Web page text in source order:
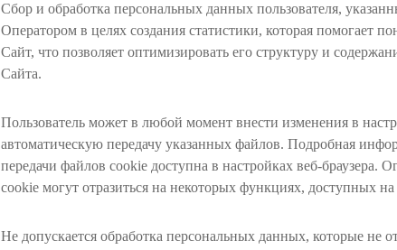
Сбор и обработка персональных данных пользователя,
Оператором в целях создания статистики, которая помогает
Сайт, что позволяет оптимизировать его структуру и
Сайта.
Пользователь может в любой момент внести изменения в
автоматическую передачу указанных файлов. Подробная
передачи файлов cookie доступна в настройках веб-браузера.
cookie могут отразиться на некоторых функциях, доступных
Не допускается обработка персональных данных, которые не